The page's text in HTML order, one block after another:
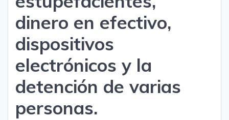
dinero en efectivo,
dispositivos
electrónicos y la
detención de varias
personas.